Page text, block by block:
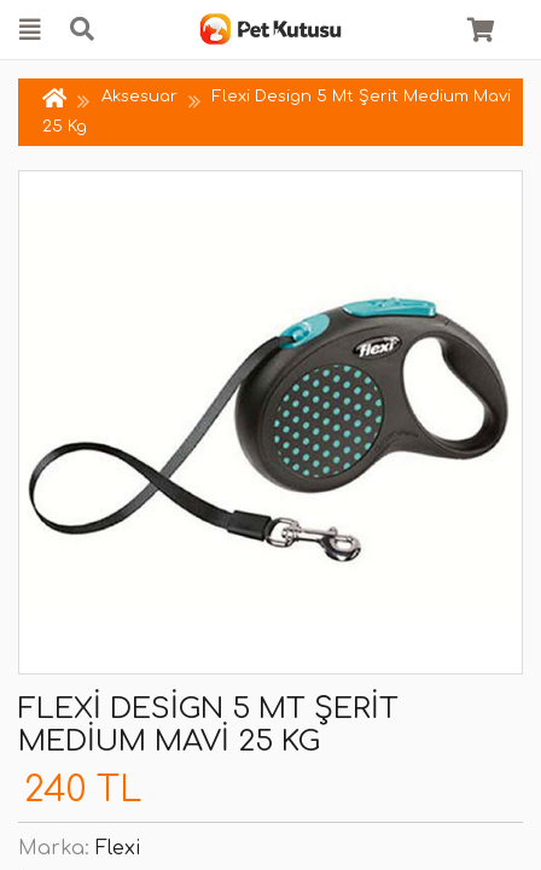
Aksesuar
Flexi Design 5 Mt Şerit Medium Mavi
25 Kg
FLEXI DESIGN 5 MT ŞERIT
MEDIUM MAVI 25 KG
240 TL
Marka: Flexi